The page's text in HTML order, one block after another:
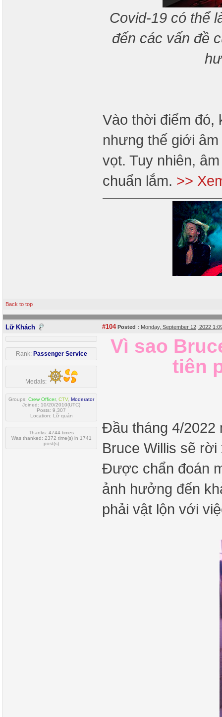
Covid-19 có thể
đến các vấn đề
Vào thời điểm đó,
nhưng thế giới
vọt. Tuy nhiên,
chuẩn lắm. >>
Back to top
Lữ Khách #104Posted : Monday, September 12, 2022
Rank: Passenger Service
Medals:
Groups: Crew Officer, CTV, Moderator
Joined: 10/20/2010(UTC)
Posts: 9,307
Location: Lữ quán
Thanks: 4744 times
Was thanked: 2372 time(s) in 1741
post(s)
Vì sao
tiên
Đầu tháng 4/2022
Bruce Willis sẽ
Được chẩn đoán
ảnh hưởng đến
phải vật lộn với